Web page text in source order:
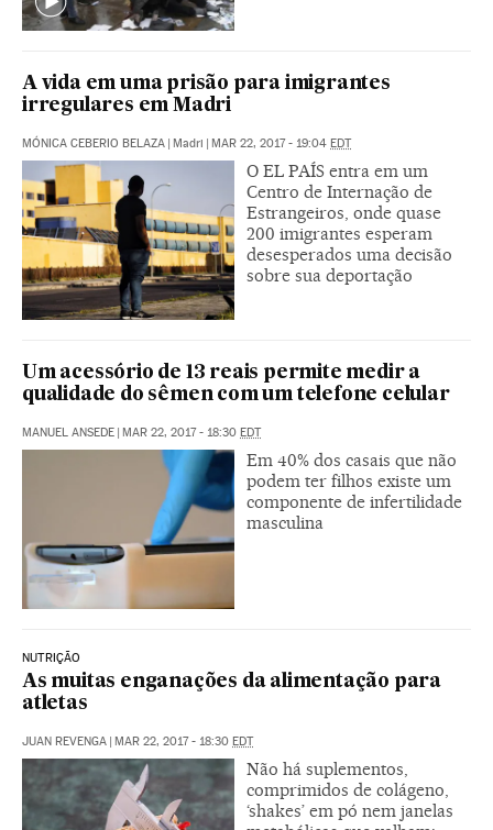
A vida em uma prisão para imigrantes
irregulares em Madri
MÓNICA CEBERIO BELAZA | Madri | MAR 22, 2017 - 19:04 EDT
O EL PAÍS entra em um
Centro de Internação de
Estrangeiros, onde quase
200 imigrantes esperam
desesperados uma decisão
sobre sua deportação
Um acessório de 13 reais permite medir a
qualidade do sêmen com um telefone celular
MANUEL ANSEDE | MAR 22, 2017 - 18:30 EDT
Em 40% dos casais que não
podem ter filhos existe um
componente de infertilidade
masculina
NUTRIÇÃO
As muitas enganações da alimentação para
atletas
JUAN REVENGA | MAR 22, 2017 - 18:30 EDT
Não há suplementos,
comprimidos de colágeno,
‘shakes’ em pó nem janelas